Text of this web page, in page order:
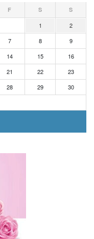
F S S
1
2
7 8
9
14 15
16
21 22
23
28 29
30